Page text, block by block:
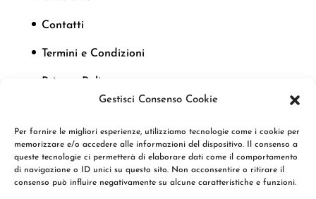
Gestisci Consenso Cookie
Per fornire le migliori esperienze, utilizziamo tecnologie come i cookie per
memorizzare e/o accedere alle informazioni del dispositivo. Il consenso a
queste tecnologie ci permetterà di elaborare dati come il comportamento
di navigazione o ID unici su questo sito. Non acconsentire o ritirare il
consenso può influire negativamente su alcune caratteristiche e funzioni.
Contatti
Termini e Condizioni
Privacy Policy
Seguici